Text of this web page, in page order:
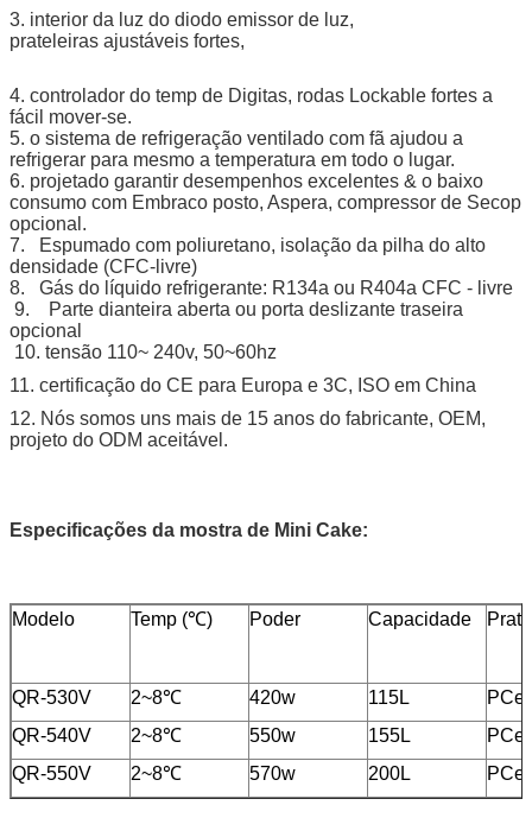
3. interior da luz do diodo emissor de luz,
prateleiras ajustáveis fortes,
4. controlador do temp de Digitas, rodas Lockable fortes a
fácil mover-se.
5. o sistema de refrigeração ventilado com fã ajudou a
refrigerar para mesmo a temperatura em todo o lugar.
6. projetado garantir desempenhos excelentes & o baixo
consumo com Embraco posto, Aspera, compressor de Secop
opcional.
7. Espumado com poliuretano, isolação da pilha do alto
densidade (CFC-livre)
8. Gás do líquido refrigerante: R134a ou R404a CFC - livre
9. Parte dianteira aberta ou porta deslizante traseira
opcional
10. tensão 110~ 240v, 50~60hz
11. certificação do CE para Europa e 3C, ISO em China
12. Nós somos uns mais de 15 anos do fabricante, OEM,
projeto do ODM aceitável.
Especificações da mostra de Mini Cake:
Modelo Temp (℃) Poder Capacidade
QR-530V 2~8℃ 420w 115L
QR-540V
2~8℃ 550w 155L
QR-550V
2~8℃ 570w 200L